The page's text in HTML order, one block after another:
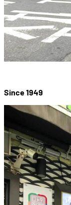
Since 1949